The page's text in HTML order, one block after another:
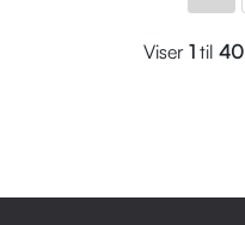
Viser 1 til 40